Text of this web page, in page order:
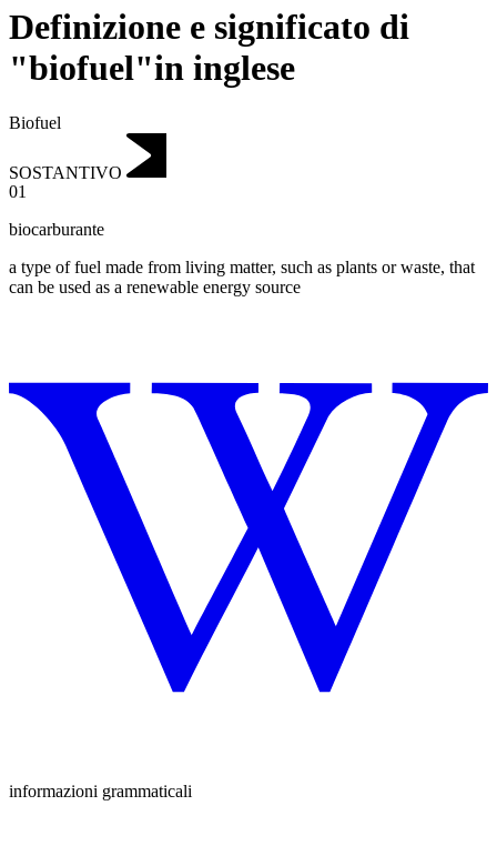
Definizione e significato di
"biofuel"in inglese
Biofuel
SOSTANTIVO
01
biocarburante
a type of fuel made from living matter, such as plants or waste, that
can be used as a renewable energy source
informazioni grammaticali